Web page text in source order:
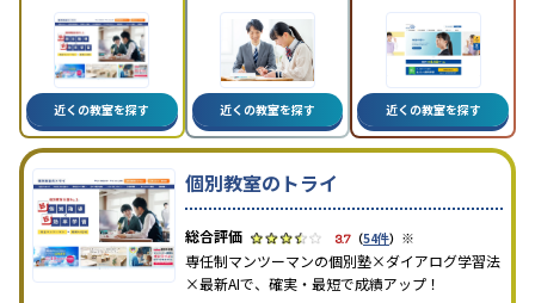
近くの教室を探す 近くの教室を探す 近くの教室を探す
個別教室のトライ
3.7 （54件） ※
専任制マンツーマンの個別塾×ダイアログ学習法
×最新AIで、確実・最短で成績アップ！